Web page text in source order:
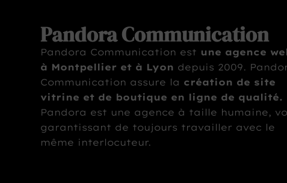
Pandora Communication
Pandora Communication est une agence
à Montpellier et à Lyon depuis 2009.
Communication assure la création de site
vitrine et de boutique en ligne de qualité.
Pandora est une agence à taille humaine,
garantissant de toujours travailler avec le
même interlocuteur.